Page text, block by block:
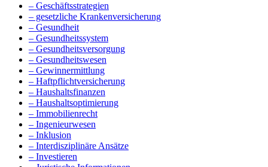
– Geschäftsstrategien
– gesetzliche Krankenversicherung
– Gesundheit
– Gesundheitssystem
– Gesundheitsversorgung
– Gesundheitswesen
– Gewinnermittlung
– Haftpflichtversicherung
– Haushaltsfinanzen
– Haushaltsoptimierung
– Immobilienrecht
– Ingenieurwesen
– Inklusion
– Interdisziplinäre Ansätze
– Investieren